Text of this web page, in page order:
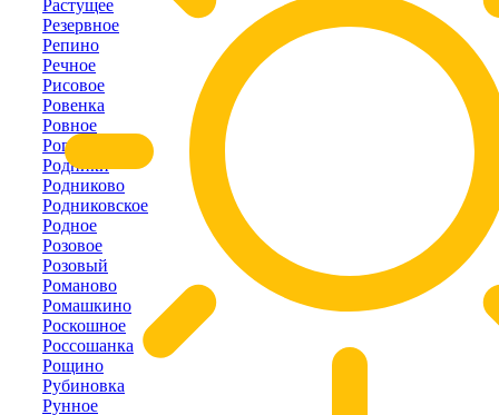
Растущее
Резервное
Репино
Речное
Рисовое
Ровенка
Ровное
Рогово
Родники
Родниково
Родниковское
Родное
Розовое
Розовый
Романово
Ромашкино
Роскошное
Россошанка
Рощино
Рубиновка
Рунное